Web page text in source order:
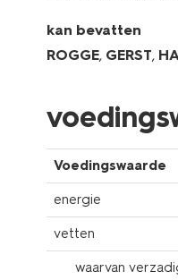
kan bevatten
ROGGE, GERST,
Voedingswaarde
energie
vetten
waarvan